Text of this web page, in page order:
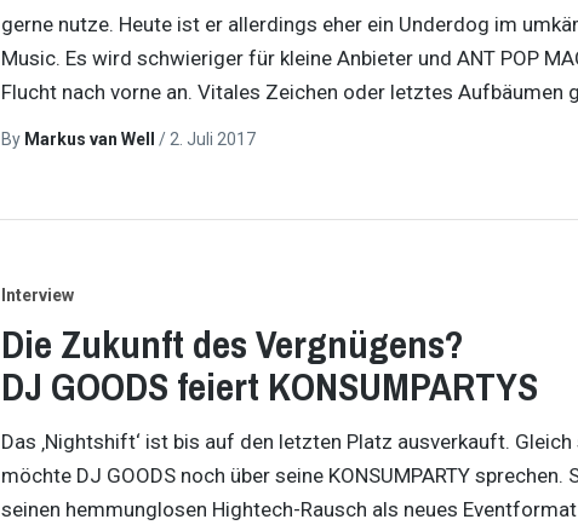
gerne nutze. Heute ist er allerdings eher ein Underdog im
Music. Es wird schwieriger für kleine Anbieter und ANT POP
Flucht nach vorne an. Vitales Zeichen oder letztes Aufbäumen
By Markus van Well/ 2. Juli 2017
Interview
Die Zukunft des Vergnügens?
DJ GOODS feiert KONSUMPARTYS
Das ‚Nightshift‘ ist bis auf den letzten Platz ausverkauft.
möchte DJ GOODS noch über seine KONSUMPARTY
seinen hemmunglosen Hightech-Rausch als neues